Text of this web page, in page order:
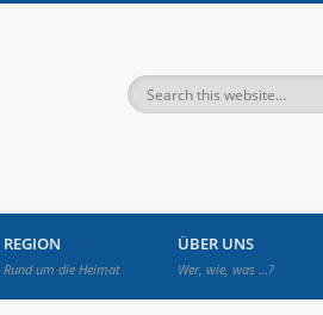
REGION
Rund um die Heimat
ÜBER UNS
Wer, wie, was …?